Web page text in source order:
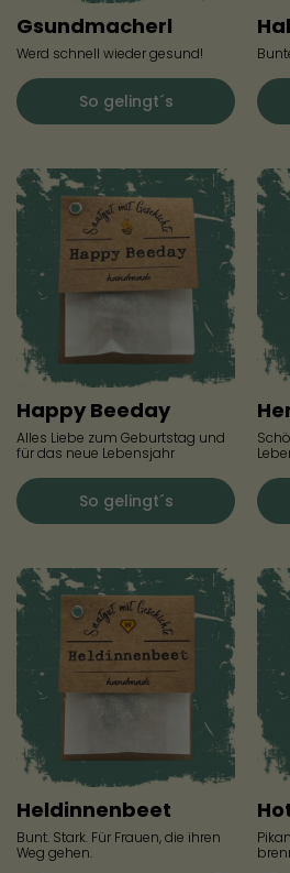
Gsundmacherl
Werd schnell wieder gesund!
So gelingt´s
Happy Beeday
Alles Liebe zum Geburtstag und
für das neue Lebensjahr
So gelingt´s
Heldinnenbeet
Bunt. Stark. Für Frauen, die ihren
Weg gehen.